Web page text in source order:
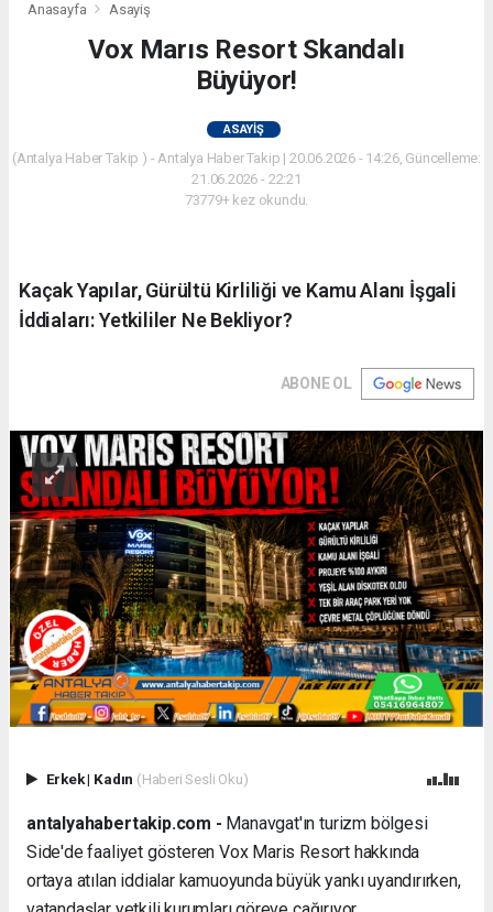
Anasayfa Asayiş
Vox Marıs Resort Skandalı
Büyüyor!
ASAYIŞ
(Antalya Haber Takip ) - Antalya Haber Takip | 20.06.2026 - 14:26, Güncelleme:
21.06.2026 - 22:21
73779+ kez okundu.
Kaçak Yapılar, Gürültü Kirliliği ve Kamu Alanı İşgali
İddiaları: Yetkililer Ne Bekliyor?
ABONE OL
Erkek| Kadın (Haberi Sesli Oku)
antalyahabertakip.com - Manavgat'ın turizm bölgesi
Side'de faaliyet gösteren Vox Maris Resort hakkında
ortaya atılan iddialar kamuoyunda büyük yankı uyandırırken,